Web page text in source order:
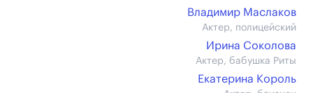
Владимир Маслаков
Актер, полицейский
Ирина Соколова
Актер, бабушка Риты
Екатерина Король